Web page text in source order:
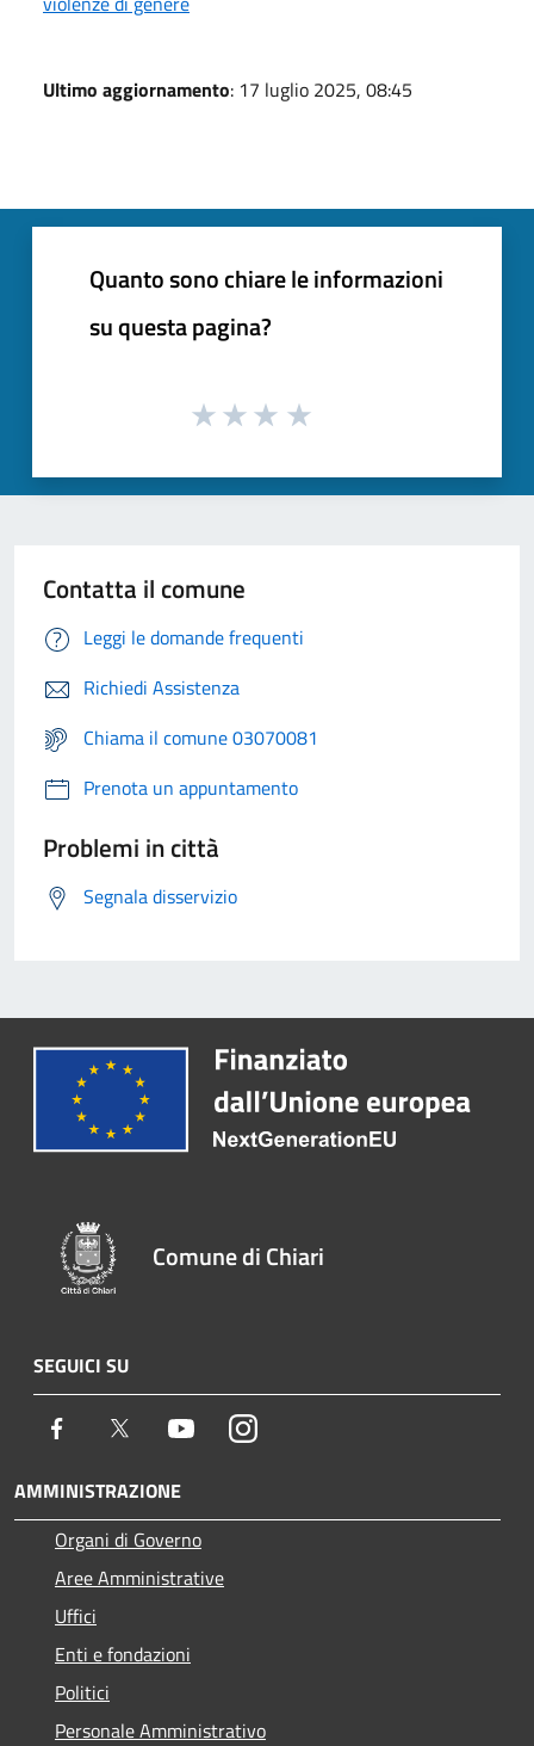
Ultimo aggiornamento: 17 luglio 2025, 08:45
Quanto sono chiare le informazioni
su questa pagina?
Contatta il comune
Leggi le domande frequenti
Richiedi Assistenza
Chiama il comune 03070081
Prenota un appuntamento
Problemi in città
Segnala disservizio
Comune di Chiari
SEGUICI SU
Facebook Twitter YoutubeInstagram
AMMINISTRAZIONE
Organi di Governo
Aree Amministrative
Uffici
Enti e fondazioni
Politici
Personale Amministrativo